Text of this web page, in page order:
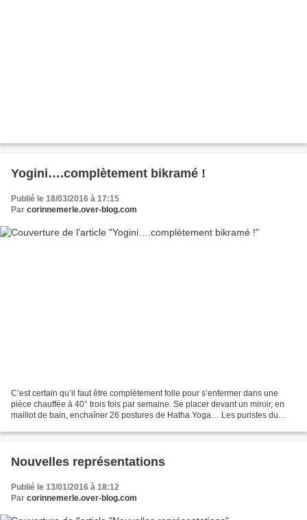
Yogini….complètement bikramé !
Publié le 18/03/2016 à 17:15
Par corinnemerle.over-blog.com
C’est certain qu’il faut être complètement folle pour s’enfermer dans une
pièce chauffée à 40° trois fois par semaine. Se placer devant un miroir, en
maillot de bain, enchaîner 26 postures de Hatha Yoga… Les puristes du
Nouvelles représentations
Publié le 13/01/2016 à 18:12
Par corinnemerle.over-blog.com